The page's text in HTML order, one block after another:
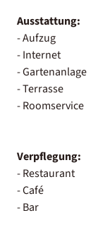
Ausstattung:
- Aufzug
- Internet
- Gartenanlage
- Terrasse
- Roomservice
Verpflegung:
- Restaurant
- Café
- Bar